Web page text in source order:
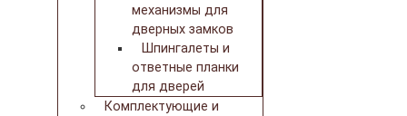
механизмы для
дверных замков
Шпингалеты и
ответные планки
для дверей
Комплектующие и